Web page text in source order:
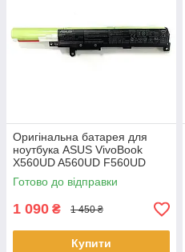
Оригінальна батарея для
ноутбука ASUS VivoBook
X560UD A560UD F560UD
K560UD R562UD - A31N1730
Готово до відправки
1 090 ₴ 1 450 ₴
Купити